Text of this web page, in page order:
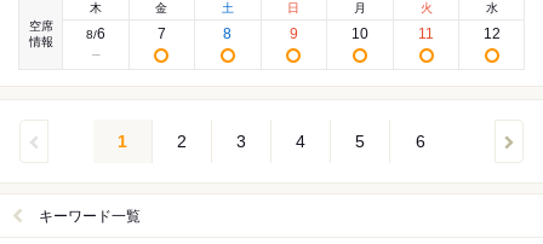
空席
情報
木
8/6
金
7
土
8
日
9
月
10
火
11
水
12
1 2 3 4 5 6
キーワード一覧